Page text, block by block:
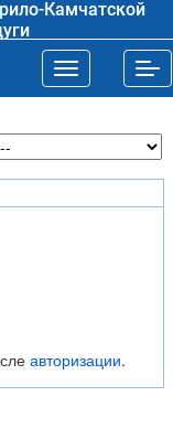
Камчатской
Toggle
авторизации.